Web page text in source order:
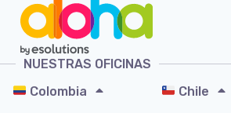
NUESTRAS OFICINAS
Colombia Chile